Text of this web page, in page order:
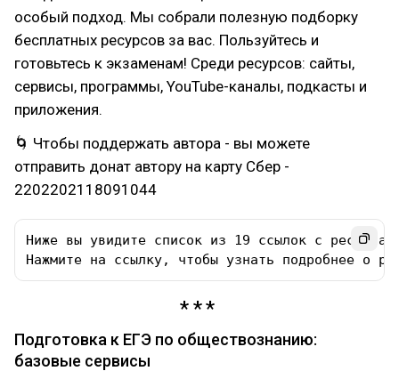
особый подход. Мы собрали полезную подборку
бесплатных ресурсов за вас. Пользуйтесь и
готовьтесь к экзаменам! Среди ресурсов: сайты,
сервисы, программы, YouTube-каналы, подкасты и
приложения.
🌀 Чтобы поддержать автора - вы можете
отправить донат автору на карту Сбер -
2202202118091044
Ниже вы увидите список из 19 ссылок с
Нажмите на ссылку, чтобы узнать подробнее о
Подготовка к ЕГЭ по обществознанию:
базовые сервисы